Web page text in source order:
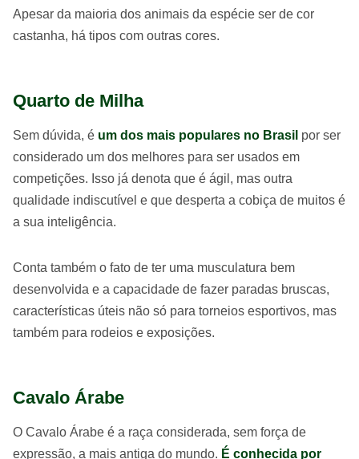
Apesar da maioria dos animais da espécie ser de cor
castanha, há tipos com outras cores.
Quarto de Milha
Sem dúvida, é um dos mais populares no Brasil por ser
considerado um dos melhores para ser usados em
competições. Isso já denota que é ágil, mas outra
qualidade indiscutível e que desperta a cobiça de muitos é
a sua inteligência.
Conta também o fato de ter uma musculatura bem
desenvolvida e a capacidade de fazer paradas bruscas,
características úteis não só para torneios esportivos, mas
também para rodeios e exposições.
Cavalo Árabe
O Cavalo Árabe é a raça considerada, sem força de
expressão, a mais antiga do mundo. É conhecida por